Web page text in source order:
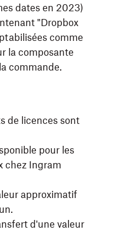
dates en 2023)
"Dropbox
comme
la composante
commande.
de licences sont
pour les
chez Ingram
approximatif
d'une valeur